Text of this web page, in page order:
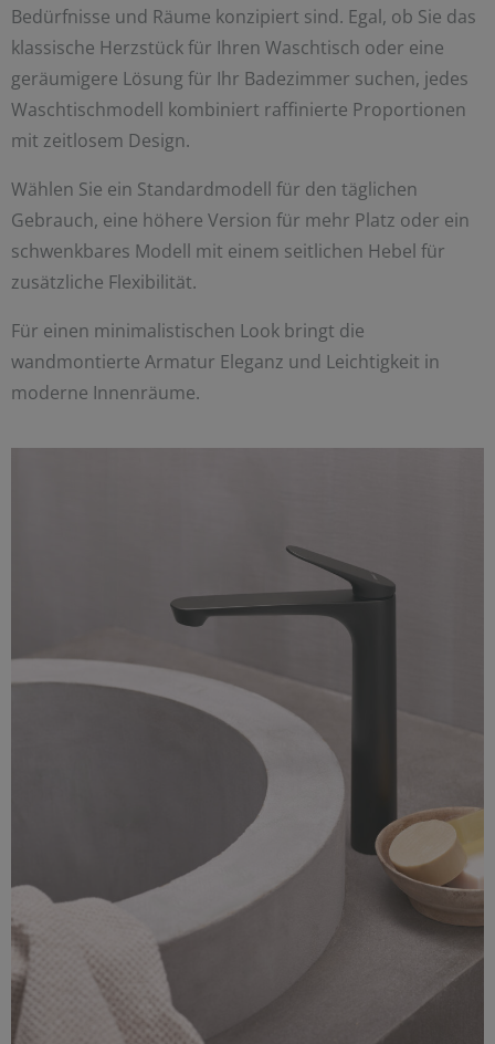
Bedürfnisse und Räume konzipiert sind. Egal, ob Sie das
klassische Herzstück für Ihren Waschtisch oder eine
geräumigere Lösung für Ihr Badezimmer suchen, jedes
Waschtischmodell kombiniert raffinierte Proportionen
mit zeitlosem Design.
Wählen Sie ein Standardmodell für den täglichen
Gebrauch, eine höhere Version für mehr Platz oder ein
schwenkbares Modell mit einem seitlichen Hebel für
zusätzliche Flexibilität.
Für einen minimalistischen Look bringt die
wandmontierte Armatur Eleganz und Leichtigkeit in
moderne Innenräume.